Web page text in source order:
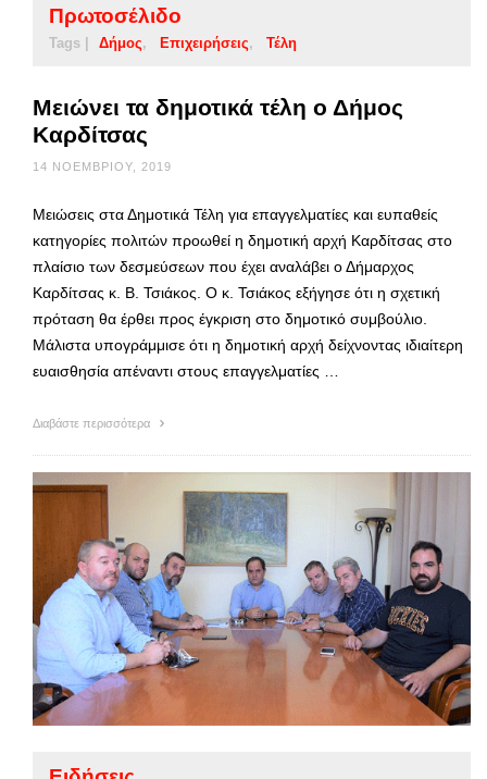
Πρωτοσέλιδο
Tags | Δήμος Επιχειρήσεις Τέλη
Μειώνει τα δημοτικά τέλη ο Δήμος
Καρδίτσας
14 ΝΟΕΜΒΡΊΟΥ, 2019
Μειώσεις στα Δημοτικά Τέλη για επαγγελματίες και ευπαθείς
κατηγορίες πολιτών προωθεί η δημοτική αρχή Καρδίτσας στο
πλαίσιο των δεσμεύσεων που έχει αναλάβει ο Δήμαρχος
Καρδίτσας κ. Β. Τσιάκος. Ο κ. Τσιάκος εξήγησε ότι η σχετική
πρόταση θα έρθει προς έγκριση στο δημοτικό συμβούλιο.
Μάλιστα υπογράμμισε ότι η δημοτική αρχή δείχνοντας ιδιαίτερη
ευαισθησία απέναντι στους επαγγελματίες …
Διαβάστε περισσότερα